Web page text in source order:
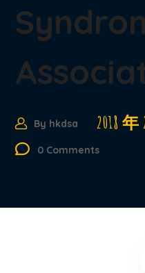
By hkdsa 2018
0 Comments